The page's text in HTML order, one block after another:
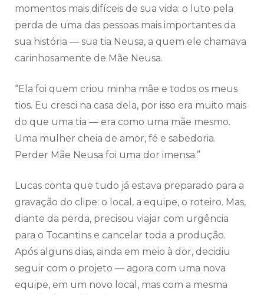
momentos mais difíceis de sua vida: o luto pela
perda de uma das pessoas mais importantes da
sua história — sua tia Neusa, a quem ele chamava
carinhosamente de Mãe Neusa.
“Ela foi quem criou minha mãe e todos os meus
tios. Eu cresci na casa dela, por isso era muito mais
do que uma tia — era como uma mãe mesmo.
Uma mulher cheia de amor, fé e sabedoria.
Perder Mãe Neusa foi uma dor imensa.”
Lucas conta que tudo já estava preparado para a
gravação do clipe: o local, a equipe, o roteiro. Mas,
diante da perda, precisou viajar com urgência
para o Tocantins e cancelar toda a produção.
Após alguns dias, ainda em meio à dor, decidiu
seguir com o projeto — agora com uma nova
equipe, em um novo local, mas com a mesma